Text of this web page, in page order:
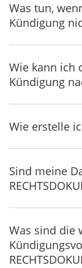
Was tun,
Kündigung
Wie kann ich
Kündigung
Wie erstelle
Sind meine
Was sind die